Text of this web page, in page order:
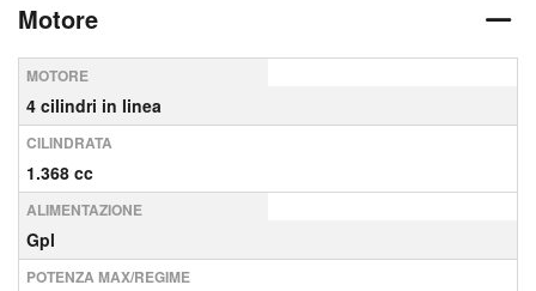
Motore
MOTORE
4 cilindri in linea
CILINDRATA
1.368 cc
ALIMENTAZIONE
Gpl
POTENZA MAX/REGIME